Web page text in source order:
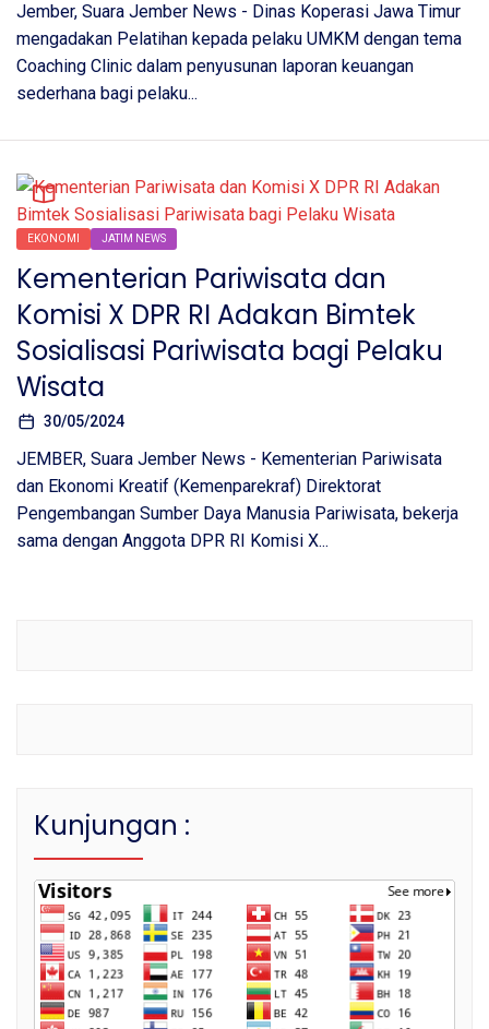
Jember, Suara Jember News - Dinas Koperasi Jawa Timur
mengadakan Pelatihan kepada pelaku UMKM dengan tema
Coaching Clinic dalam penyusunan laporan keuangan
sederhana bagi pelaku...
EKONOMI JATIM NEWS
Kementerian Pariwisata dan
Komisi X DPR RI Adakan Bimtek
Sosialisasi Pariwisata bagi Pelaku
Wisata
30/05/2024
JEMBER, Suara Jember News - Kementerian Pariwisata
dan Ekonomi Kreatif (Kemenparekraf) Direktorat
Pengembangan Sumber Daya Manusia Pariwisata, bekerja
sama dengan Anggota DPR RI Komisi X...
Kunjungan :